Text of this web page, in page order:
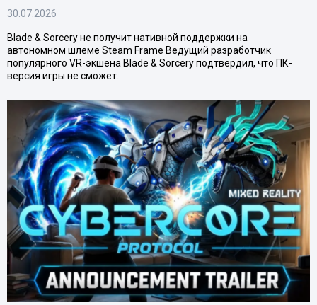
30.07.2026
Blade & Sorcery не получит нативной поддержки на
автономном шлеме Steam Frame Ведущий разработчик
популярного VR-экшена Blade & Sorcery подтвердил, что ПК-
версия игры не сможет…